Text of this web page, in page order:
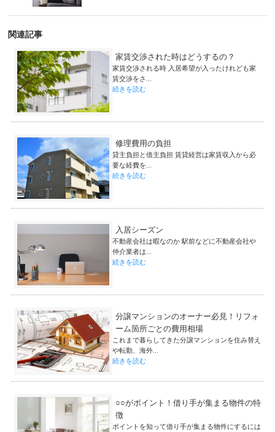
関連記事
家賃交渉された時はどうするの？
家賃交渉される時 入居希望が入ったけれども家
賃交渉をさ...
続きを読む
修理費用の負担
貸主負担と借主負担 賃貸経営は家賃収入から必
要な経費を...
続きを読む
入居シーズン
不動産会社は暇なのか 駅前などに不動産会社や
仲介業者は...
続きを読む
分譲マンションのオーナー必見！リフォ
ーム箇所ごとの費用相場
これまで暮らしてきた分譲マンションを住み替え
や転勤、海外...
続きを読む
○○がポイント！借り手が集まる物件の特
徴
ポイントを知って借り手が集まる物件にするには